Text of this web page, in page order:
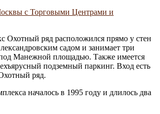
Охотный ряд расположился прямо у стен
садом и занимает три
Манежной площадью. Также имеется
подземный паркинг. Вход есть
ряд.
началось в 1995 году и длилось два